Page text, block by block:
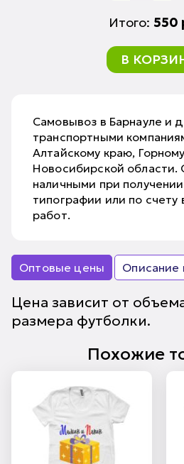
Итого: 550
В
Самовывоз в Барнауле и
транспортными
Алтайскому краю,
Новосибирской области.
наличными при
типографии или по счету
работ.
Оптовые цены Описание
Цена зависит от
размера футболки.
Похожие